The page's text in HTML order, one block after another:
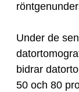
Under de
bidrar
50 och 80